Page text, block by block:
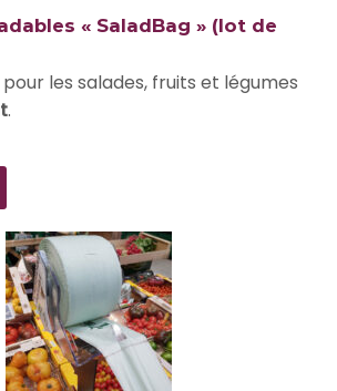
« SaladBag » (lot de
les salades, fruits et légumes
.